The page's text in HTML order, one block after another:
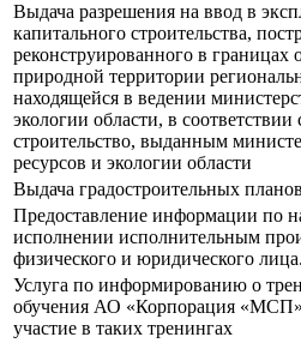
Выдача разрешения на ввод в
капитального строительства,
реконструированного в границах
природной территории
находящейся в ведении
экологии области, в
строительство, выданным
ресурсов и экологии области
Выдача градостроительных
Предоставление информации по
исполнении исполнительным
физического и юридического лица.
Услуга по информированию о
обучения АО «Корпорация «МСП»
участие в таких тренингах